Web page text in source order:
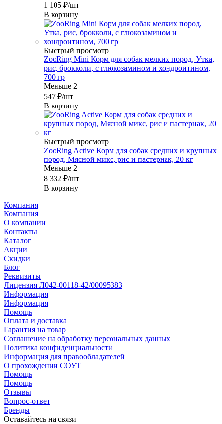
1 105 ₽/шт
В корзину
Быстрый просмотр
ZooRing Mini Корм для собак мелких пород, Утка,
рис, брокколи, с глюкозамином и хондроитином,
700 гр
Меньше 2
547 ₽/шт
В корзину
Быстрый просмотр
ZooRing Active Корм для собак средних и крупных
пород, Мясной микс, рис и пастернак, 20 кг
Меньше 2
8 332 ₽/шт
В корзину
Компания
Компания
О компании
Контакты
Каталог
Акции
Скидки
Блог
Реквизиты
Лицензия Л042-00118-42/00095383
Информация
Информация
Помощь
Оплата и доставка
Гарантия на товар
Соглашение на обработку персональных данных
Политика конфиденциальности
Информация для правообладателей
О прохождении СОУТ
Помощь
Помощь
Отзывы
Вопрос-ответ
Бренды
Оставайтесь на связи